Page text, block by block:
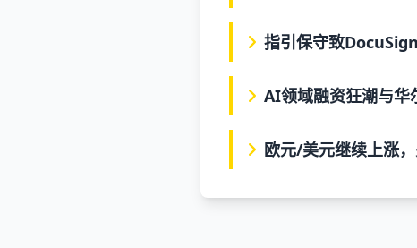
指引保守致
AI领域融资狂潮与华
欧元/美元继续上涨